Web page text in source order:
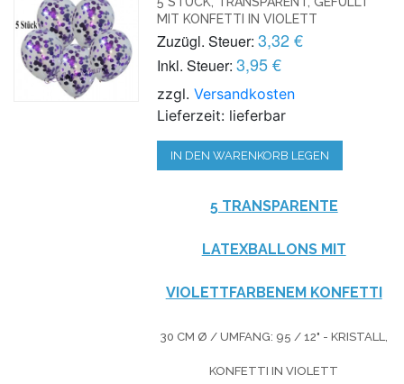
MIT KONFETTI IN VIOLETT
Zuzügl. Steuer: 3,32 €
Inkl. Steuer: 3,95 €
zzgl.Versandkosten
Lieferzeit: lieferbar
IN DEN WARENKORB LEGEN
5 TRANSPARENTE
LATEXBALLONS MIT
VIOLETTFARBENEM KONFETTI
30 CM Ø / UMFANG: 95 / 12" - KRISTALL,
KONFETTI IN VIOLETT